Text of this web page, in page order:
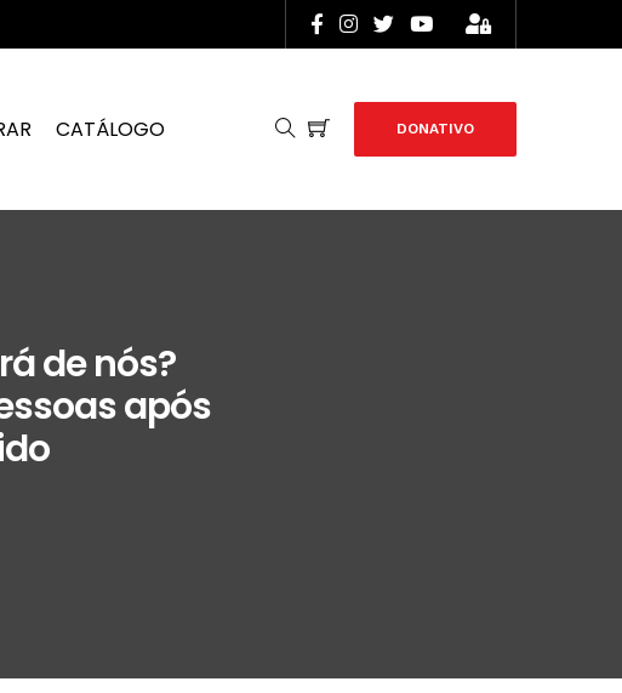
CATÁLOGO DONATIVO
de nós?
após